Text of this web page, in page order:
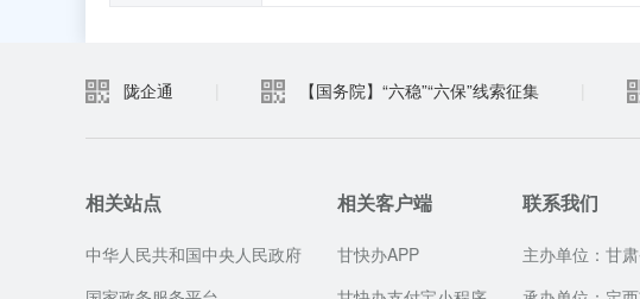
陇企通 【国务院】“六稳”“六保”线索征集
相关站点
中华人民共和国中央人民政府
相关客户端
甘快办APP
联系我们
主办单位：甘